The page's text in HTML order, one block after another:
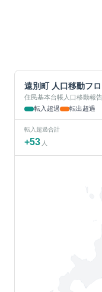
遠別町人口移動フ
住民基本台帳人口移動報
転入超過
転出超過
転入超過合計
+53 人